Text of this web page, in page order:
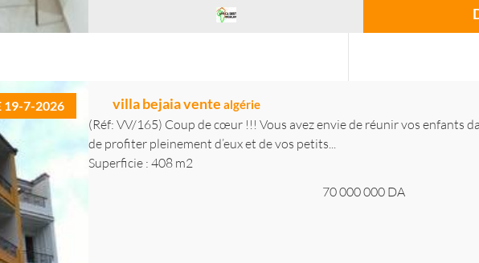
19-7-2026 villa bejaia vente algérie
(Réf: VV/165) Coup de cœur !!! Vous avez envie de réunir vos enfants
de profiter pleinement d’eux et de vos petits...
Superficie : 408 m2
70 000 000 DA